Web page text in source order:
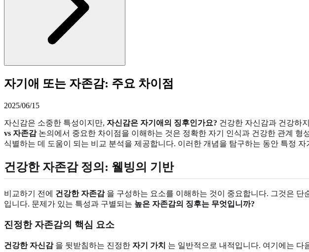
자기애 또는 자존감: 주요 차이점
2025/06/15
자신감은 소중한 특성이지만, 자신감은 자기애의 징후인가요? 건강한 자신감과 건강하
vs 자존감논의에서 중요한 차이점을 이해하는 것은 정확한 자기 인식과 건강한 관계 형
식별하는 데 도움이 되는 비교 분석을 제공합니다. 이러한 개념을 탐구하는 동안 특정
건강한 자존감 정의: 웰빙의 기반
비교하기 전에 건강한 자존감을 구성하는 요소를 이해하는 것이 중요합니다. 그것은 단
입니다. 문제가 있는 특성과 구별되는 높은 자존감의 징후는 무엇입니까?
진정한 자존감의 핵심 요소
건강한 자신감을 뒷받침하는 진정한 자기 가치 는 일반적으로 내적입니다. 여기에는 다